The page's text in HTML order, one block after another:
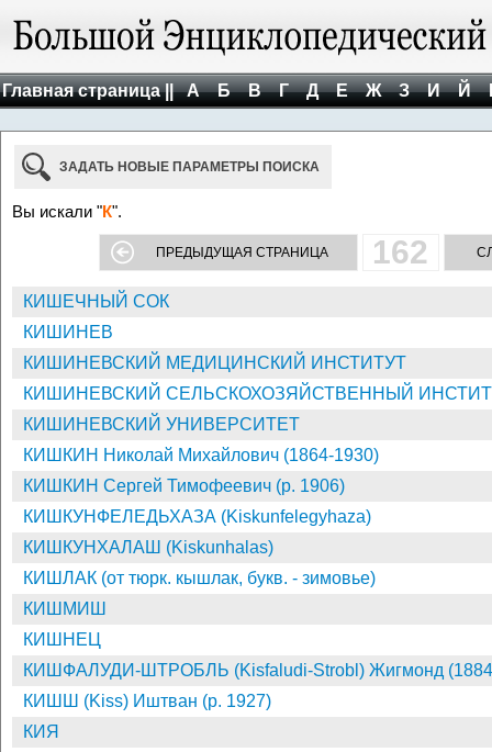
Главная страница || А Б В Г Д Е Ж З И Й
ЗАДАТЬ НОВЫЕ ПАРАМЕТРЫ ПОИСКА
Вы искали "К".
ПРЕДЫДУЩАЯ СТРАНИЦА 162
КИШЕЧНЫЙ СОК
КИШИНЕВ
КИШИНЕВСКИЙ МЕДИЦИНСКИЙ ИНСТИТУТ
КИШИНЕВСКИЙ СЕЛЬСКОХОЗЯЙСТВЕННЫЙ
КИШИНЕВСКИЙ УНИВЕРСИТЕТ
КИШКИН Николай Михайлович (1864-1930)
КИШКИН Сергей Тимофеевич (р. 1906)
КИШКУНФЕЛЕДЬХАЗА (Kiskunfelegyhaza)
КИШКУНХАЛАШ (Kiskunhalas)
КИШЛАК (от тюрк. кышлак, букв. - зимовье)
КИШМИШ
КИШНЕЦ
КИШФАЛУДИ-ШТРОБЛЬ (Kisfaludi-Strobl) Жигмонд
КИШШ (Kiss) Иштван (р. 1927)
КИЯ